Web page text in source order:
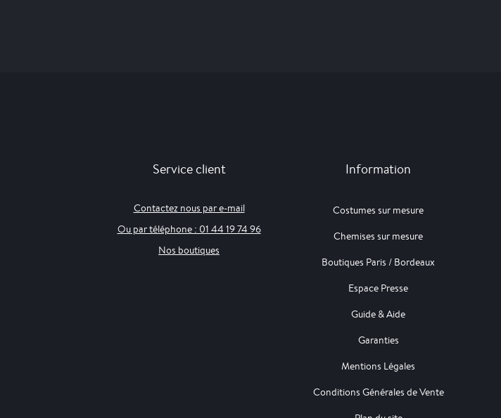
Service client
Contactez nous par e-mail
Ou par téléphone : 01 44 19 74 96
Nos boutiques
Information
Costumes sur mesure
Chemises sur mesure
Boutiques Paris / Bordeaux
Espace Presse
Guide & Aide
Garanties
Mentions Légales
Conditions Générales de Vente